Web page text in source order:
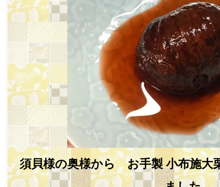
須貝様の奥様から お手製 小布施大